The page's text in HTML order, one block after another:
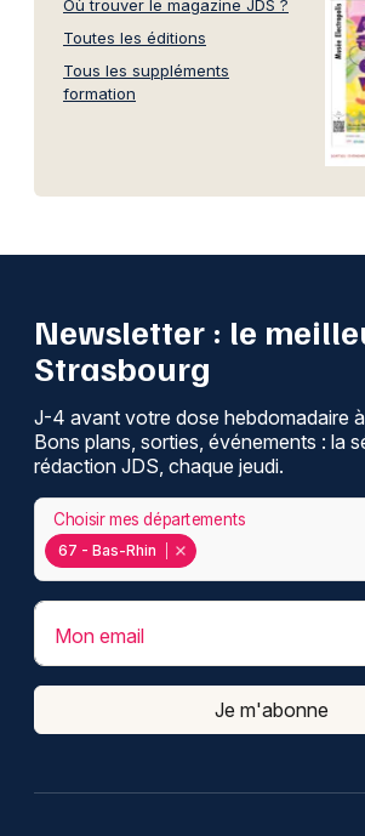
Où trouver le magazine JDS ?
Toutes les éditions
Tous les suppléments
formation
Newsletter : le
Strasbourg
J-4 avant votre dose hebdomadaire
Bons plans, sorties, événements : la
rédaction JDS, chaque jeudi.
67 - Bas-Rhin
Choisir mes départements
Mon email
Je m'abonne